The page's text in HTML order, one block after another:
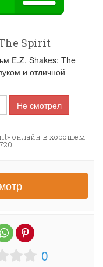
Spirit
E.Z. Shakes: The
и отличной
Не смотрел
онлайн в хорошем
0